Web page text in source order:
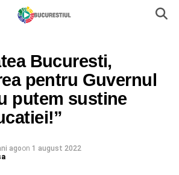
Bucuresti,
pentru Guvernul
putem sustine
agoon 1 august 2022